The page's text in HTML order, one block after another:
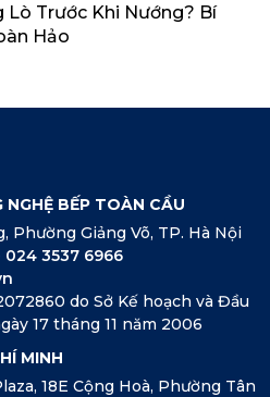
Lò Trước Khi Nướng? Bí
Hảo
NGHỆ BẾP TOÀN CẦU
Phường Giảng Võ, TP. Hà Nội
024 3537 6966
do Sở Kế hoạch và Đầu
17 tháng 11 năm 2006
MINH
18E Cộng Hoà, Phường Tân